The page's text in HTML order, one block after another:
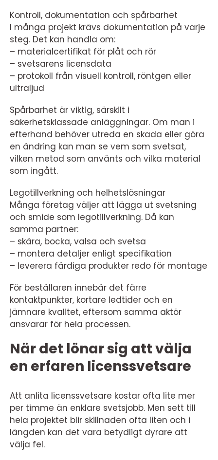
Kontroll, dokumentation och spårbarhet
I många projekt krävs dokumentation på varje
steg. Det kan handla om:
– materialcertifikat för plåt och rör
– svetsarens licensdata
– protokoll från visuell kontroll, röntgen eller
ultraljud
Spårbarhet är viktig, särskilt i
säkerhetsklassade anläggningar. Om man i
efterhand behöver utreda en skada eller göra
en ändring kan man se vem som svetsat,
vilken metod som använts och vilka material
som ingått.
Legotillverkning och helhetslösningar
Många företag väljer att lägga ut svetsning
och smide som legotillverkning. Då kan
samma partner:
– skära, bocka, valsa och svetsa
– montera detaljer enligt specifikation
– leverera färdiga produkter redo för montage
För beställaren innebär det färre
kontaktpunkter, kortare ledtider och en
jämnare kvalitet, eftersom samma aktör
ansvarar för hela processen.
När det lönar sig att välja
en erfaren licenssvetsare
Att anlita licenssvetsare kostar ofta lite mer
per timme än enklare svetsjobb. Men sett till
hela projektet blir skillnaden ofta liten och i
längden kan det vara betydligt dyrare att
välja fel.